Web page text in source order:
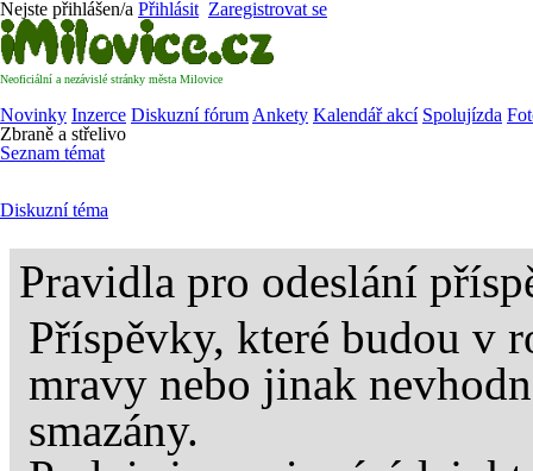
Nejste přihlášen/a Přihlásit Zaregistrovat se
Neoficiální a nezávislé stránky města Milovice
Novinky Inzerce Diskuzní fórum Ankety Kalendář akcí Spolujízda
Zbraně a střelivo
Seznam témat
Diskuzní téma
Pravidla pro odeslání
Příspěvky, které budou v
mravy nebo jinak
smazány.